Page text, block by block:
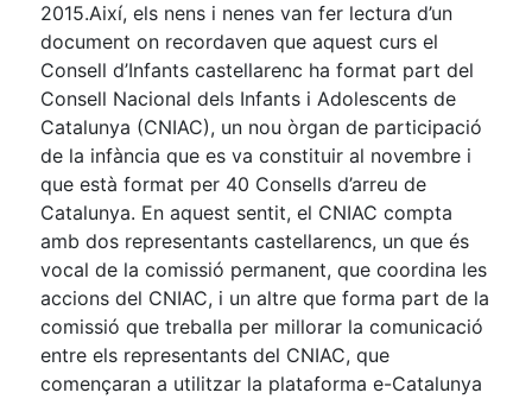
2015.Així, els nens i nenes van fer lectura d’un
document on recordaven que aquest curs el
Consell d’Infants castellarenc ha format part del
Consell Nacional dels Infants i Adolescents de
Catalunya (CNIAC), un nou òrgan de participació
de la infància que es va constituir al novembre i
que està format per 40 Consells d’arreu de
Catalunya. En aquest sentit, el CNIAC compta
amb dos representants castellarencs, un que és
vocal de la comissió permanent, que coordina les
accions del CNIAC, i un altre que forma part de la
comissió que treballa per millorar la comunicació
entre els representants del CNIAC, que
començaran a utilitzar la plataforma e-Catalunya